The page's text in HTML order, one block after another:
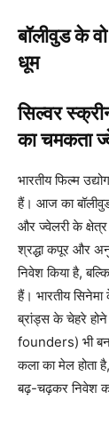
बॉलीवुड के
धूम
सिल्वर
का चमकता
भारतीय फिल्म
हैं। आज का
और ज्वेलरी के क्षेत्र
श्रद्धा कपूर और
निवेश किया है,
हैं। भारतीय
ब्रांड्स के चेहरे
founders) भी
कला का मेल होता
बढ़-चढ़कर निवेश